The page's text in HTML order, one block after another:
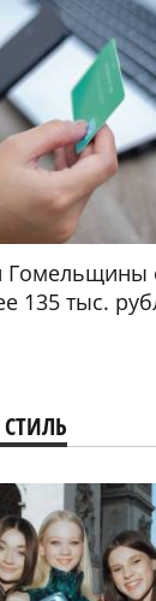
Гомельщины
135 тыс.